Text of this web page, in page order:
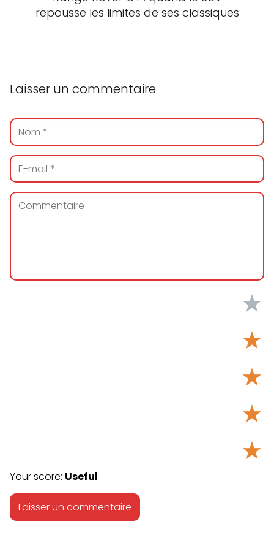
repousse les limites de ses classiques
Laisser un commentaire
★
★
★
★
★
Your score: Useful